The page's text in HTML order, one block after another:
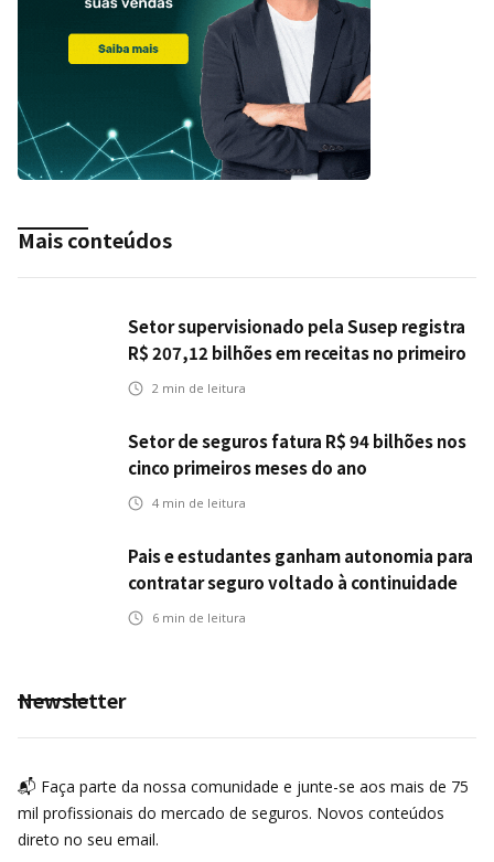
Mais conteúdos
Setor supervisionado pela Susep registra
R$ 207,12 bilhões em receitas no primeiro
semestre
2 min de leitura
Setor de seguros fatura R$ 94 bilhões nos
cinco primeiros meses do ano
4 min de leitura
Pais e estudantes ganham autonomia para
contratar seguro voltado à continuidade
dos estudos
6 min de leitura
Newsletter
📬 Faça parte da nossa comunidade e junte-se aos mais de 75
mil profissionais do mercado de seguros. Novos conteúdos
direto no seu email.